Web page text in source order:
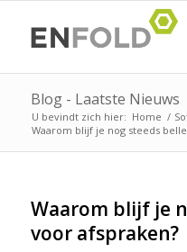
Blog - Laatste Nieuws
U bevindt zich hier: Home /
Waarom blijf je nog steeds
Waarom blijf je
voor afspraken?